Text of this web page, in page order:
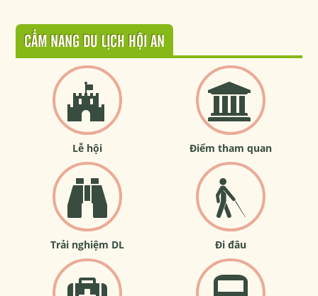
CẨM NANG DU LỊCH HỘI AN
Lễ hội Điểm tham quan
Trải nghiệm DL Đi đâu